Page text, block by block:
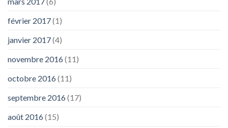
février 2017(1)
janvier 2017(4)
novembre 2016(11)
octobre 2016(11)
septembre 2016(17)
août 2016(15)